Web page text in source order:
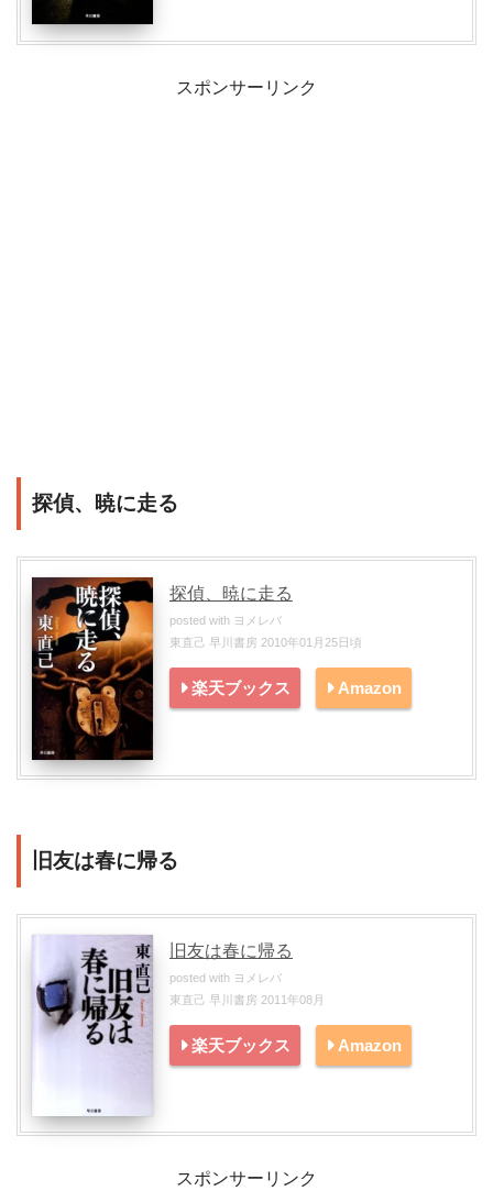
スポンサーリンク
探偵、暁に走る
探偵、暁に走る
posted with ヨメレバ
東直己 早川書房 2010年01月25日頃
楽天ブックス Amazon
旧友は春に帰る
旧友は春に帰る
posted with ヨメレバ
東直己 早川書房 2011年08月
楽天ブックス Amazon
スポンサーリンク